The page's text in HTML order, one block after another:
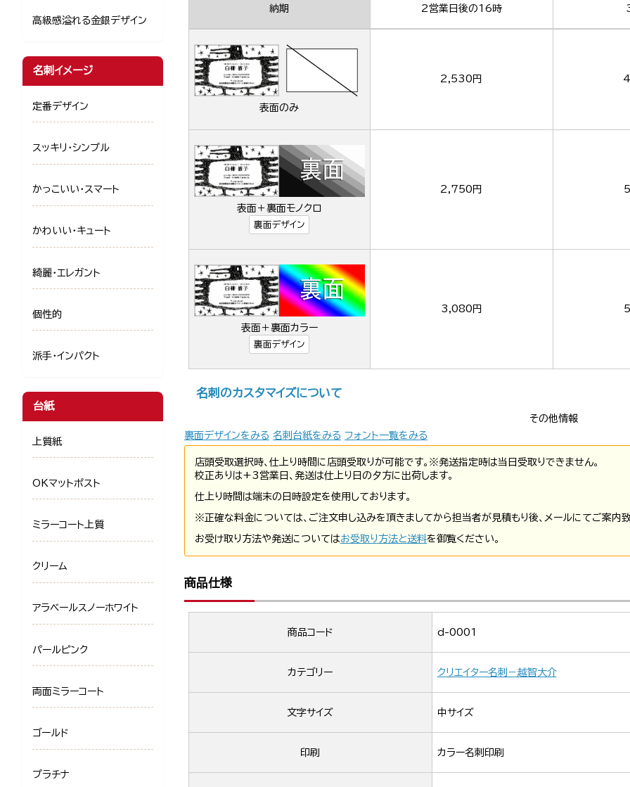
納期 2営業日後の16時
表面のみ
2,530円
表面＋裏面モノクロ
裏面デザイン
2,750円
表面＋裏面カラー
裏面デザイン
3,080円
名刺のカスタマイズについて
その他情報
裏面デザインをみる 名刺台紙をみる フォント一覧をみる
店頭受取選択時、仕上り時間に店頭受取りが可能です。※発送指定時は当日受取りできません。
校正ありは+3営業日、発送は仕上り日の夕方に出荷します。
仕上り時間は端末の日時設定を使用しております。
※正確な料金については、ご注文申し込みを頂きましてから担当者が見積もり後、メールにてご案内致
お受け取り方法や発送についてはお受取り方法と送料を御覧ください。
商品仕様
商品コード d-0001
カテゴリー クリエイター名刺－越智大介
文字サイズ 中サイズ
印刷 カラー名刺印刷
高級感溢れる金銀デザイン
名刺イメージ
定番デザイン
スッキリ・シンプル
かっこいい・スマート
かわいい・キュート
綺麗・エレガント
個性的
派手・インパクト
台紙
上質紙
OKマットポスト
ミラーコート上質
クリーム
アラベールスノーホワイト
パールピンク
両面ミラーコート
ゴールド
プラチナ